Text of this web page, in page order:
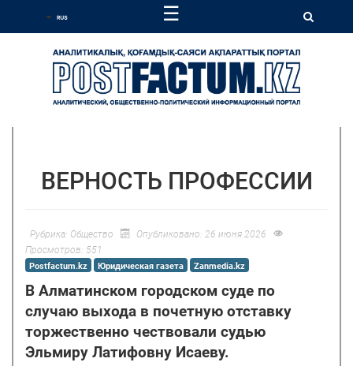
☰
ВЕРНОСТЬ ПРОФЕССИИ
Рубрика: Общество
Опубликовано: 26 июня 2026
Просмотров: 551
Postfactum.kz Юридическая газета Zanmedia.kz
В Алматинском городском суде по
случаю выхода в почетную отставку
торжественно чествовали судью
Эльмиру Латифовну Исаеву.